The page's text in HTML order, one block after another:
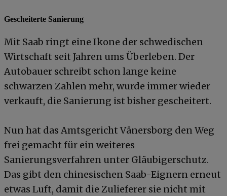
Gescheiterte Sanierung
Mit Saab ringt eine Ikone der schwedischen
Wirtschaft seit Jahren ums Überleben. Der
Autobauer schreibt schon lange keine
schwarzen Zahlen mehr, wurde immer wieder
verkauft, die Sanierung ist bisher gescheitert.
Nun hat das Amtsgericht Vänersborg den Weg
frei gemacht für ein weiteres
Sanierungsverfahren unter Gläubigerschutz.
Das gibt den chinesischen Saab-Eignern erneut
etwas Luft, damit die Zulieferer sie nicht mit